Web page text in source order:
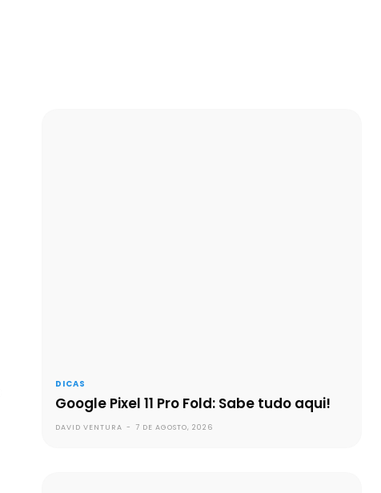
DICAS
Google Pixel 11 Pro Fold: Sabe tudo aqui!
DAVID VENTURA - 7 DE AGOSTO, 2026